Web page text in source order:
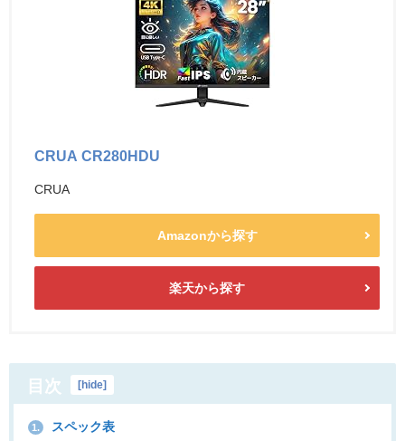
CRUA CR280HDU
CRUA
Amazonから探す
楽天から探す
目次 [hide]
1. スペック表